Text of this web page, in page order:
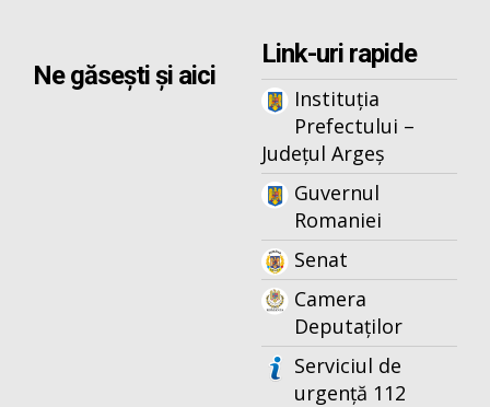
Ne găsești și aici
Link-uri rapide
Instituția
Prefectului –
Județul Argeș
Guvernul
Romaniei
Senat
Camera
Deputaților
Serviciul de
urgență 112